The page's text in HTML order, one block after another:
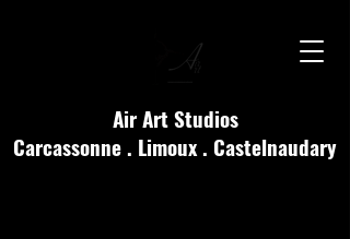
Air Art Studios
Carcassonne . Limoux . Castelnaudary